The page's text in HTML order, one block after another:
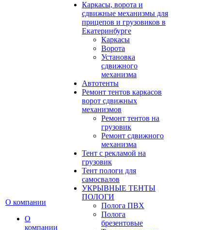
О компании
О
компании
Каркасы, ворота и
сдвижные механизмы для
прицепов и грузовиков в
Екатеринбурге
Каркасы
Ворота
Установка
сдвижного
механизма
Автотенты
Ремонт тентов каркасов
ворот сдвижных
механизмов
Ремонт тентов на
грузовик
Ремонт сдвижного
механизма
Тент с рекламой на
грузовик
Тент пологи для
самосвалов
УКРЫВНЫЕ ТЕНТЫ
ПОЛОГИ
Полога ПВХ
Полога
брезентовые